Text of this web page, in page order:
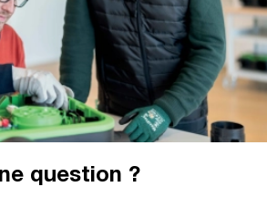
question ?